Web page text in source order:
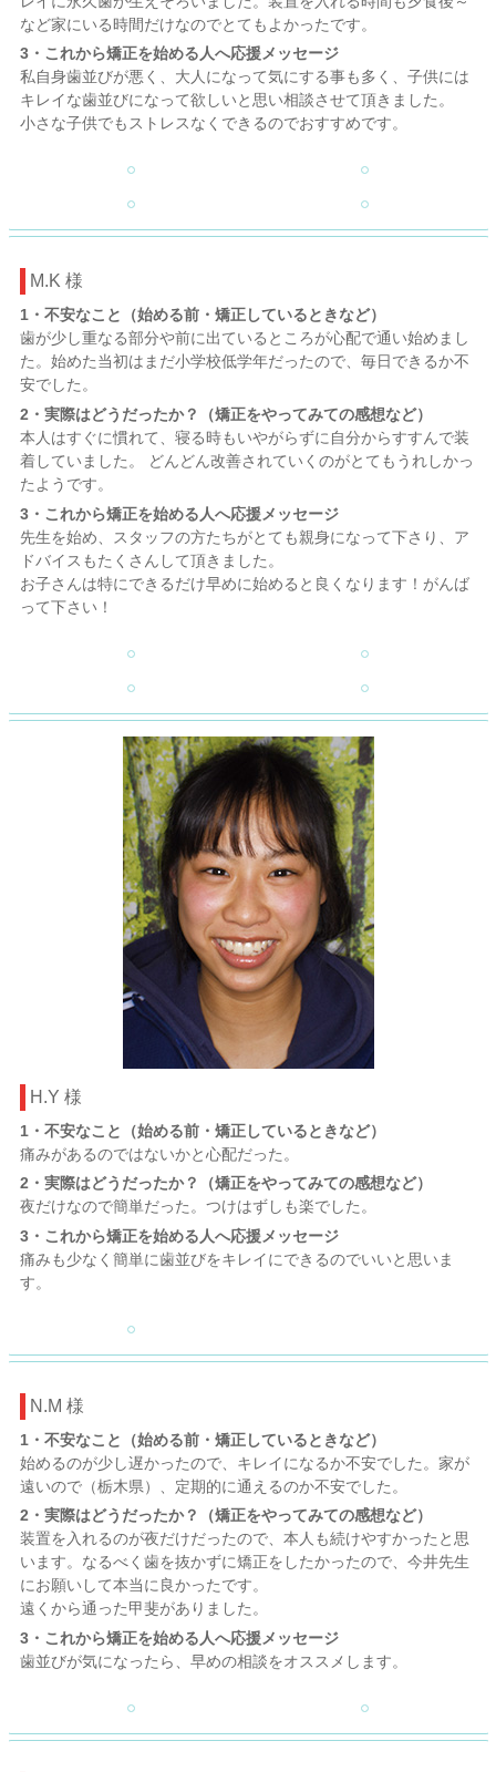
など家にいる時間だけなのでとてもよかったです。
3・これから矯正を始める人へ応援メッセージ
私自身歯並びが悪く、大人になって気にする事も多く、子供には
キレイな歯並びになって欲しいと思い相談させて頂きました。
小さな子供でもストレスなくできるのでおすすめです。
M.K 様
1・不安なこと（始める前・矯正しているときなど）
歯が少し重なる部分や前に出ているところが心配で通い始めまし
た。始めた当初はまだ小学校低学年だったので、毎日できるか不
安でした。
2・実際はどうだったか？（矯正をやってみての感想など）
本人はすぐに慣れて、寝る時もいやがらずに自分からすすんで装
着していました。 どんどん改善されていくのがとてもうれしかっ
たようです。
3・これから矯正を始める人へ応援メッセージ
先生を始め、スタッフの方たちがとても親身になって下さり、ア
ドバイスもたくさんして頂きました。
お子さんは特にできるだけ早めに始めると良くなります！がんば
って下さい！
H.Y 様
1・不安なこと（始める前・矯正しているときなど）
痛みがあるのではないかと心配だった。
2・実際はどうだったか？（矯正をやってみての感想など）
夜だけなので簡単だった。つけはずしも楽でした。
3・これから矯正を始める人へ応援メッセージ
痛みも少なく簡単に歯並びをキレイにできるのでいいと思いま
す。
N.M 様
1・不安なこと（始める前・矯正しているときなど）
始めるのが少し遅かったので、キレイになるか不安でした。家が
遠いので（栃木県）、定期的に通えるのか不安でした。
2・実際はどうだったか？（矯正をやってみての感想など）
装置を入れるのが夜だけだったので、本人も続けやすかったと思
います。なるべく歯を抜かずに矯正をしたかったので、今井先生
にお願いして本当に良かったです。
遠くから通った甲斐がありました。
3・これから矯正を始める人へ応援メッセージ
歯並びが気になったら、早めの相談をオススメします。